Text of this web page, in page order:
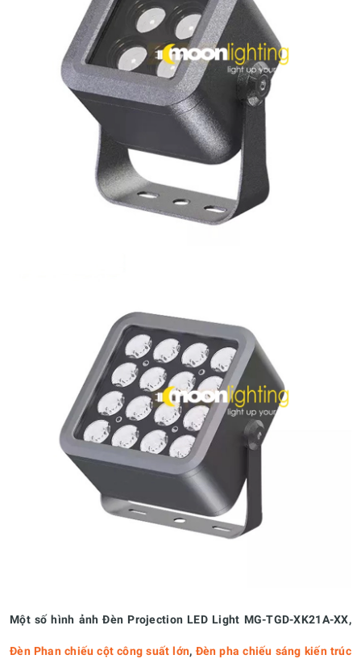
Một số hình ảnh Đèn Projection LED Light MG-TGD-XK21A-XX,
Đèn Phan chiếu cột công suất lớn, Đèn pha chiếu sáng kiến trúc